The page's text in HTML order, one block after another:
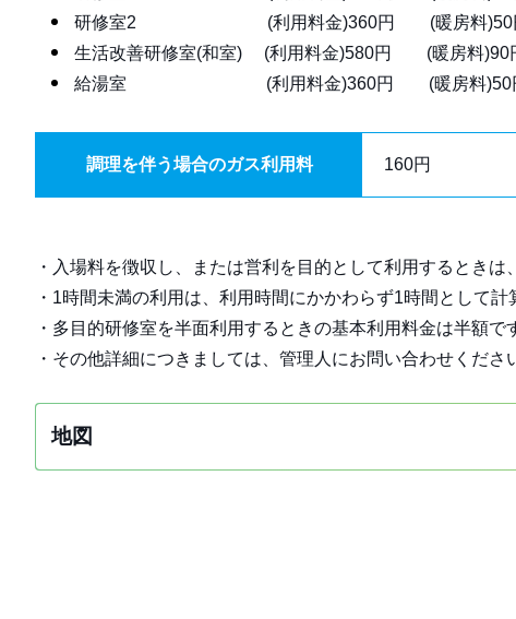
研修室2 (利用料金)360円 (暖房料)50
生活改善研修室(和室) (利用料金)580円 (暖房料)90
給湯室 (利用料金)360円 (暖房料)50
調理を伴う場合のガス利用料 160円
・入場料を徴収し、または営利を目的として利用するときは
・1時間未満の利用は、利用時間にかかわらず1時間として計
・多目的研修室を半面利用するときの基本利用料金は半額で
・その他詳細につきましては、管理人にお問い合わせくださ
地図